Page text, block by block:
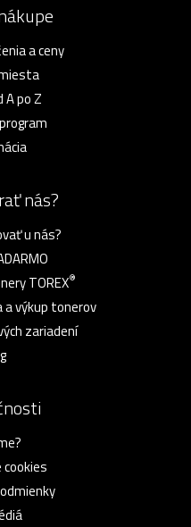
a ceny
A po Z
nás?
u nás?
TOREX®
a výkup tonerov
zariadení
cookies